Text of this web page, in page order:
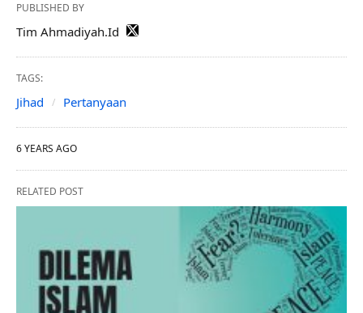
PUBLISHED BY
Tim Ahmadiyah.Id
TAGS:
Jihad Pertanyaan
6 YEARS AGO
RELATED POST